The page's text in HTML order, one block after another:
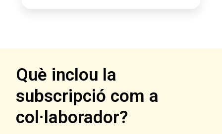
Què inclou la
subscripció com a
col·laborador?